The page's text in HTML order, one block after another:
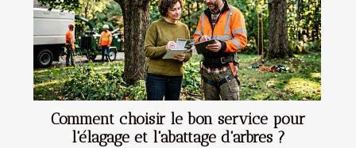
Comment choisir le bon service pour
l'élagage et l'abattage d'arbres ?